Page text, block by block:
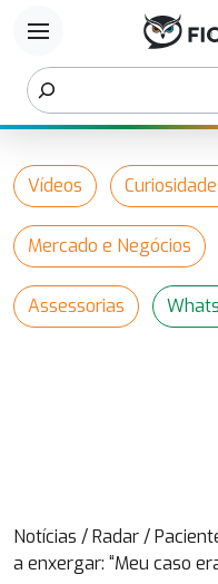
menu
Vídeos
Mercado e Negócios
Assessorias
Notícias /Radar/
a enxergar: “Meu caso